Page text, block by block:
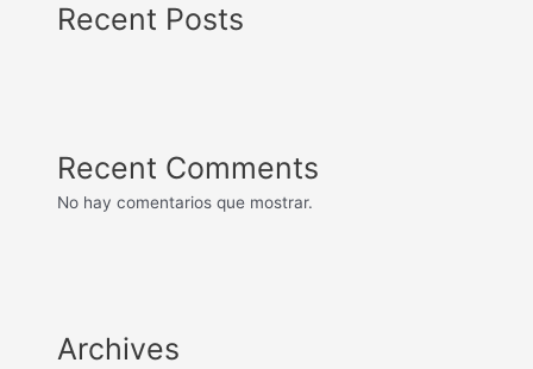
Recent Posts
Recent Comments
No hay comentarios que mostrar.
Archives